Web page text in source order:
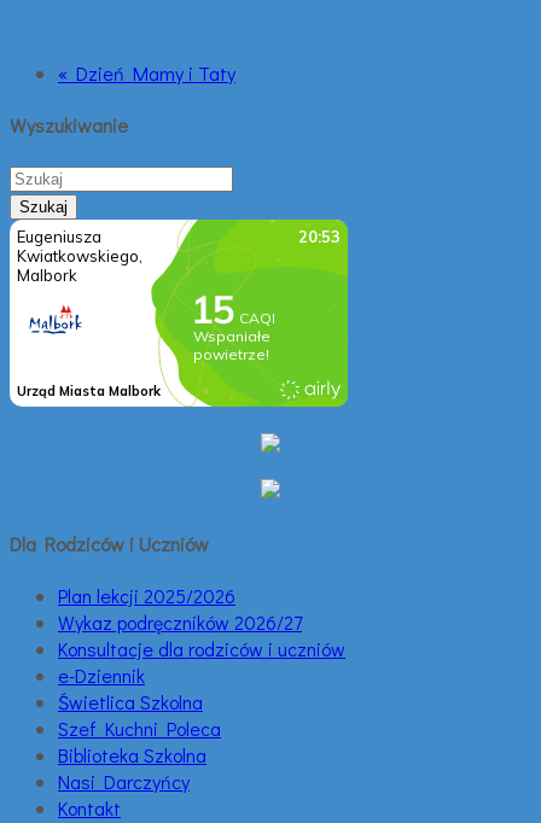
« Dzień Mamy i Taty
Wyszukiwanie
Dla Rodziców i Uczniów
Plan lekcji 2025/2026
Wykaz podręczników 2026/27
Konsultacje dla rodziców i uczniów
e-Dziennik
Świetlica Szkolna
Szef Kuchni Poleca
Biblioteka Szkolna
Nasi Darczyńcy
Kontakt